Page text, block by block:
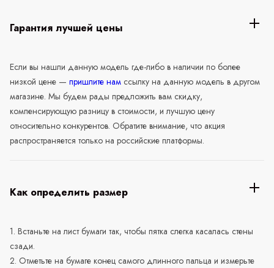
Гарантия лучшей цены
Если вы нашли данную модель где-либо в наличии по более
низкой цене — пришлите нам ссылку на данную модель в другом
магазине. Мы будем рады предложить вам скидку,
компенсирующую разницу в стоимости, и лучшую цену
относительно конкурентов. Обратите внимание, что акция
распространяется только на российские платформы.
Как определить размер
1. Встаньте на лист бумаги так, чтобы пятка слегка касалась стены
сзади.
2. Отметьте на бумаге конец самого длинного пальца и измерьте